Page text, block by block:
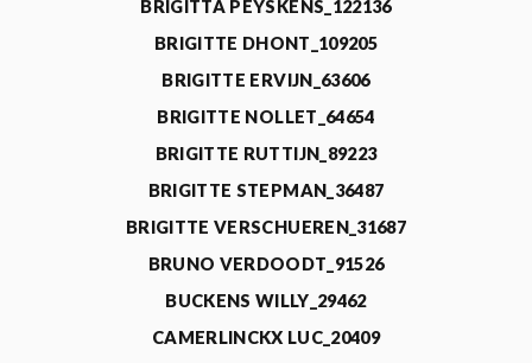
BRIGITTA PEYSKENS_122136
BRIGITTE DHONT_109205
BRIGITTE ERVIJN_63606
BRIGITTE NOLLET_64654
BRIGITTE RUTTIJN_89223
BRIGITTE STEPMAN_36487
BRIGITTE VERSCHUEREN_31687
BRUNO VERDOODT_91526
BUCKENS WILLY_29462
CAMERLINCKX LUC_20409